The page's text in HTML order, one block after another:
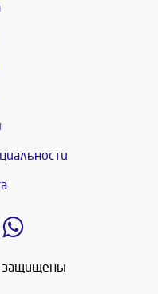
защищены